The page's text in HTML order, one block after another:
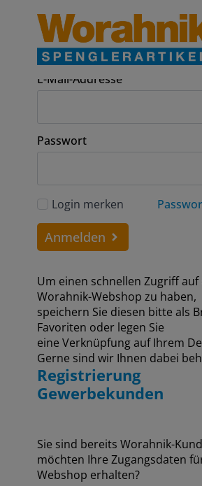
Anmeldung
E-Mail-Addresse
Passwort
Login merken
Anmelden
Um einen schnellen Zugriff auf
Worahnik-Webshop zu haben,
speichern Sie diesen bitte als
Favoriten oder legen Sie
eine Verknüpfung auf Ihrem
Gerne sind wir Ihnen dabei
Registrierung
Gewerbekunden
Sie sind bereits Worahnik-
möchten Ihre Zugangsdaten
Webshop erhalten?